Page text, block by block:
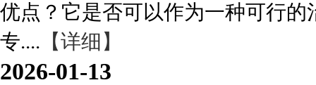
优点？它是否可以作为一种可行
专.... 【详细】
2026-01-13